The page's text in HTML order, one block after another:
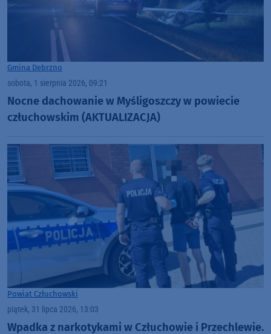
Gmina Debrzno
sobota, 1 sierpnia 2026, 09:21
Nocne dachowanie w Myśligoszczy w powiecie
człuchowskim (AKTUALIZACJA)
Powiat Człuchowski
piątek, 31 lipca 2026, 13:03
Wpadka z narkotykami w Człuchowie i Przechlewie.